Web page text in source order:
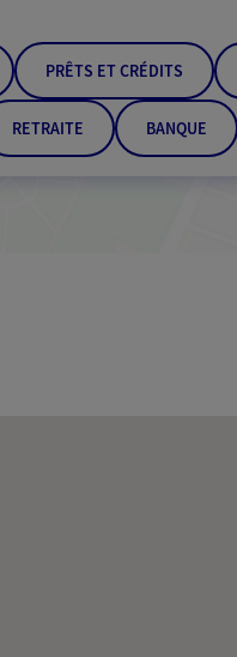
PRÊTS ET CRÉDITS
RETRAITE BANQUE